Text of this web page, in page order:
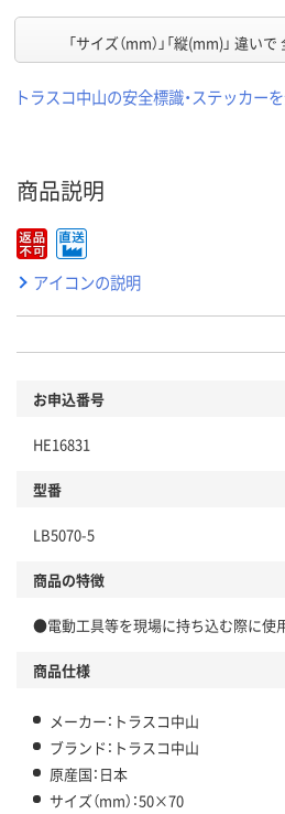
「サイズ（mm）」「縦(mm)」 違いで
トラスコ中山の安全標識・ステッカー
商品説明
アイコンの説明
お申込番号
HE16831
型番
LB5070-5
商品の特徴
●電動工具等を現場に持ち込む際に使
商品仕様
メーカー：トラスコ中山
ブランド：トラスコ中山
原産国：日本
サイズ（mm）：50×70